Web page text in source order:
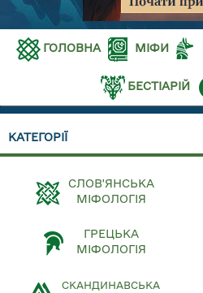
ГОЛОВНА МІФИ
БЕСТІАРІЙ
КАТЕГОРІЇ
СЛОВ'ЯНСЬКА
МІФОЛОГІЯ
ГРЕЦЬКА
МІФОЛОГІЯ
СКАНДИНАВСЬКА